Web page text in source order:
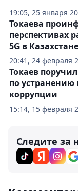
19:05, 25 января
20:41, 24 февраля
Токаева
перспективах
5G в Казахстане
15:14, 15 февраля
Токаев
по устранению
коррупции
Следите за